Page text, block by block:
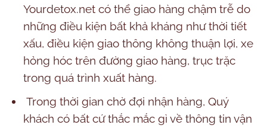
Yourdetox.net có thể giao hàng chậm trễ do
những điều kiện bất khả kháng như thời tiết
xấu, điều kiện giao thông không thuận lợi, xe
hỏng hóc trên đường giao hàng, trục trặc
trong quá trình xuất hàng.
Trong thời gian chờ đợi nhận hàng, Quý
khách có bất cứ thắc mắc gì về thông tin vận